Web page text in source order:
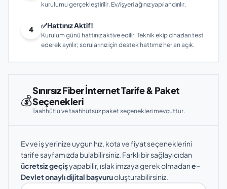
kurulumu gerçekleştirilir. Ev/işyeri ağınız yapılandırılır.
4 ✅Hattınız Aktif!
Kurulum günü hattınız aktive edilir. Teknik ekip cihazları test
ederek ayrılır; sorularınız için destek hattımız her an açık.
💰
Sınırsız Fiber İnternet Tarife & Paket
Seçenekleri
Taahhütlü ve taahhütsüz paket seçenekleri mevcuttur.
Ev ve iş yerinize uygun hız, kota ve fiyat seçeneklerini
tarife sayfamızda bulabilirsiniz. Farklı bir sağlayıcıdan
ücretsiz geçişyapabilir, ıslak imzaya gerek olmadane-
Devlet onaylı dijital başvuruoluşturabilirsiniz.